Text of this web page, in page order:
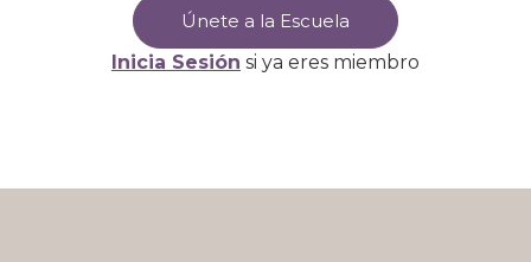
Únete a la Escuela
Inicia Sesión si ya eres miembro